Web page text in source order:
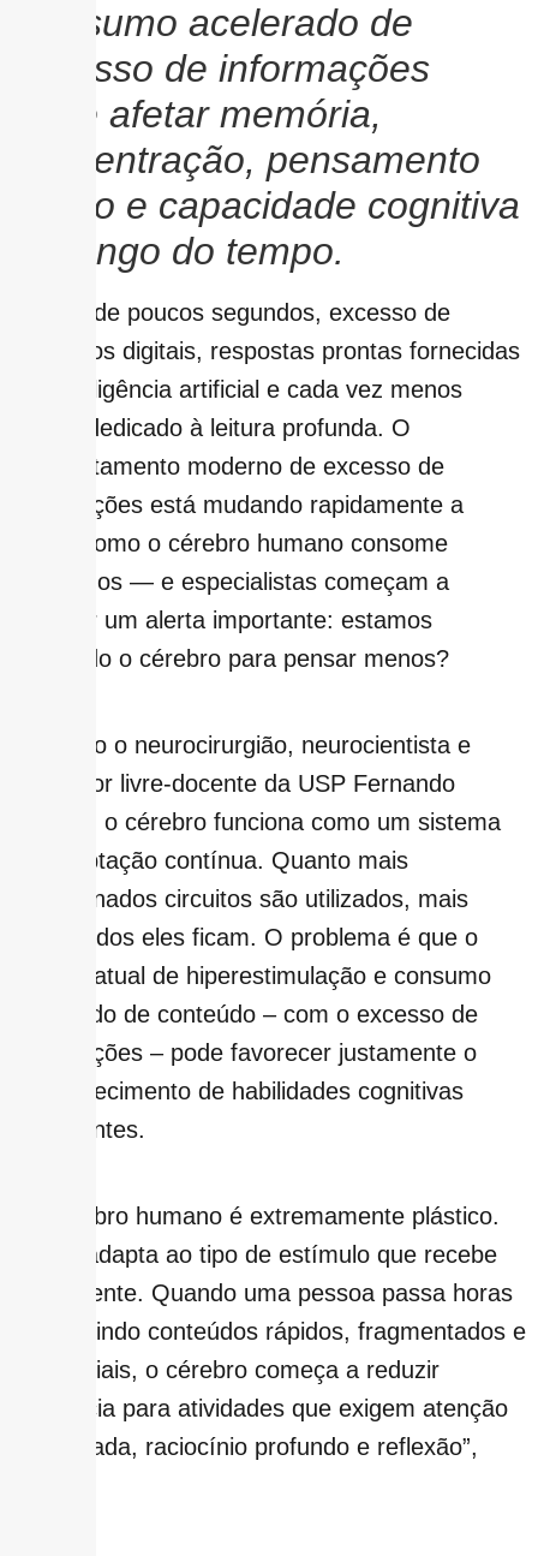
Consumo acelerado de
excesso de informações
pode afetar memória,
concentração, pensamento
crítico e capacidade cognitiva
ao longo do tempo.
Vídeos de poucos segundos, excesso de
estímulos digitais, respostas prontas fornecidas
por inteligência artificial e cada vez menos
tempo dedicado à leitura profunda. O
comportamento moderno de excesso de
informações está mudando rapidamente a
forma como o cérebro humano consome
conteúdos — e especialistas começam a
levantar um alerta importante: estamos
treinando o cérebro para pensar menos?
Segundo o neurocirurgião, neurocientista e
professor livre-docente da USP Fernando
Gomes, o cérebro funciona como um sistema
de adaptação contínua. Quanto mais
determinados circuitos são utilizados, mais
fortalecidos eles ficam. O problema é que o
padrão atual de hiperestimulação e consumo
acelerado de conteúdo – com o excesso de
informações – pode favorecer justamente o
enfraquecimento de habilidades cognitivas
importantes.
“O cérebro humano é extremamente plástico.
Ele se adapta ao tipo de estímulo que recebe
diariamente. Quando uma pessoa passa horas
consumindo conteúdos rápidos, fragmentados e
superficiais, o cérebro começa a reduzir
tolerância para atividades que exigem atenção
prolongada, raciocínio profundo e reflexão”,